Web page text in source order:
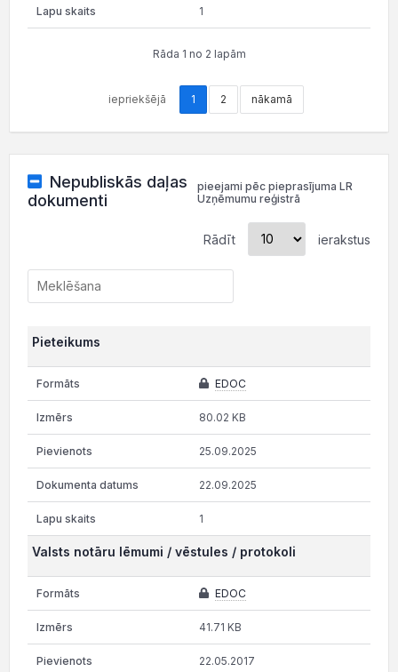
1
Rāda 1 no 2 lapām
iepriekšējā 1 2 nākamā
Nepubliskās daļas
dokumenti
pieejami pēc pieprasījuma LR
Uzņēmumu reģistrā
Rādīt ierakstus
Pieteikums
EDOC
80.02 KB
25.09.2025
22.09.2025
1
Valsts notāru lēmumi / vēstules / protokoli
EDOC
41.71 KB
22.05.2017